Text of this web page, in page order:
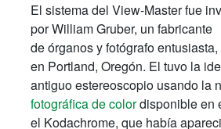
El sistema del View-Master fue
por William Gruber, un fabricante
de órganos y fotógrafo
en Portland, Oregón. El tuvo la
antiguo estereoscopio usando la
fotográfica de colordisponible en
el Kodachrome, que había